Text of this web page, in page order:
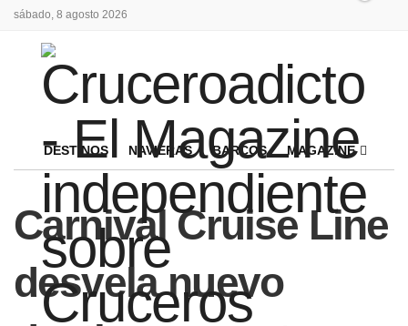
sábado, 8 agosto 2026
DESTINOS NAVIERAS BARCOS MAGAZINE
Carnival Cruise Line
desvela nuevo